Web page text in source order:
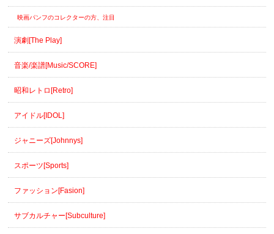
映画パンフのコレクターの方、注目
演劇[The Play]
音楽/楽譜[Music/SCORE]
昭和レトロ[Retro]
アイドル[IDOL]
ジャニーズ[Johnnys]
スポーツ[Sports]
ファッション[Fasion]
サブカルチャー[Subculture]